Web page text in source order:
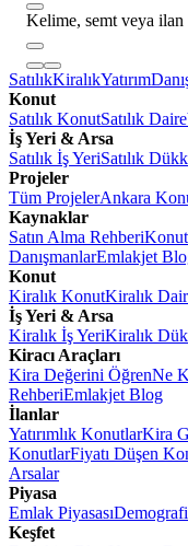
Kelime, semt veya ilan
SatılıkKiralıkYatırım
Konut
Satılık KonutSatılık Daire
İş Yeri & Arsa
Satılık İş YeriSatılık
Projeler
Tüm ProjelerAnkara
Kaynaklar
Satın Alma Rehberi
DanışmanlarEmlakjet
Konut
Kiralık KonutKiralık
İş Yeri & Arsa
Kiralık İş YeriKiralık
Kiracı Araçları
Kira Değerini ÖğrenNe
RehberiEmlakjet Blog
İlanlar
Yatırımlık KonutlarKira
KonutlarFiyatı Düşen
Arsalar
Piyasa
Emlak Piyasası
Keşfet